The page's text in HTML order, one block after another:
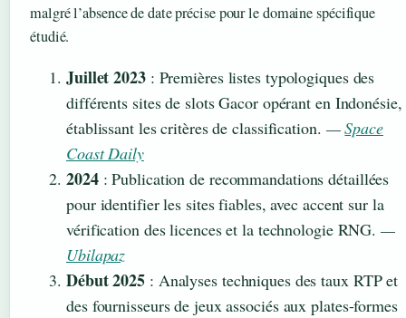
malgré l’absence de date précise pour le domaine spécifique
étudié.
Juillet 2023: Premières listes typologiques des
différents sites de slots Gacor opérant en Indonésie,
établissant les critères de classification. —Space
Coast Daily
2024: Publication de recommandations détaillées
pour identifier les sites fiables, avec accent sur la
vérification des licences et la technologie RNG.—
Ubilapaz
Début 2025 : Analyses techniques des taux RTP et
des fournisseurs de jeux associés aux plates-formes